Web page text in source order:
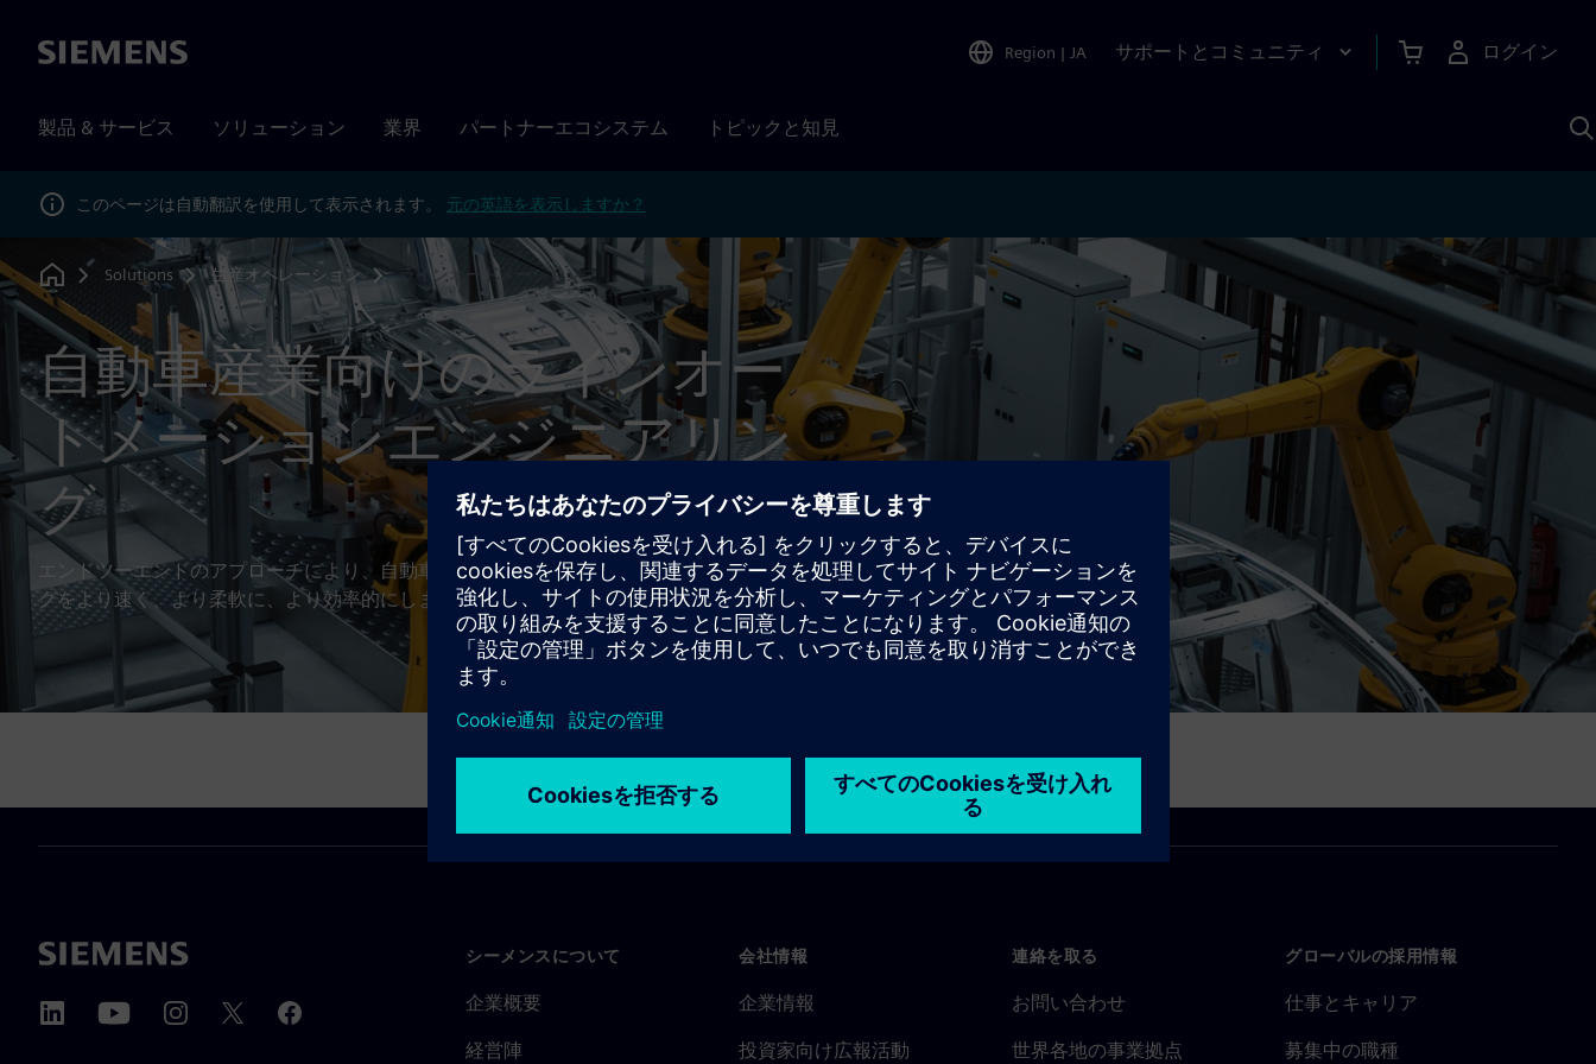
Siemens Region | JA サポートとコミュニティ ログイン
製品 & サービス ソリューション 業界 パートナーエコシステム トピックと知見
このページは自動翻訳を使用して表示されます。 元の英語を表示しますか？
Home
Solutions 生産オペレーション ラインオートメーション
自動車産業向けのラインオー
トメーションエンジニアリン
グ
エンドツーエンドのアプローチにより、自動車のラインオートメーションエンジニアリン
グをより速く、より柔軟に、より効率的にします。
シーメンスについて
企業概要
経営陣
会社情報
企業情報
投資家向け広報活動
連絡を取る
お問い合わせ
世界各地の事業拠点
グローバルの採用情報
仕事とキャリア
募集中の職種